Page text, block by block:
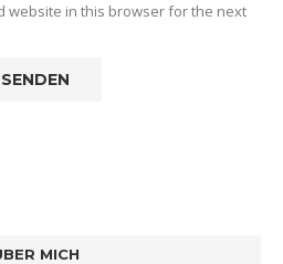
website in this browser for the next
MICH